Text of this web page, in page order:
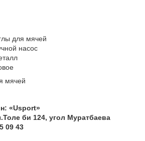
мячей
насос
мячей
«Usport»
би 124, угол Муратбаева
09 43